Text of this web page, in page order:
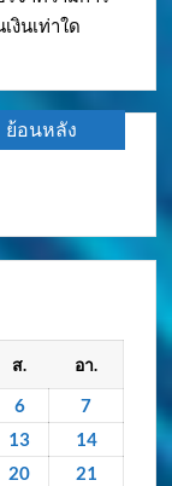
งินเท่าใด
ย้อนหลัง
ส. อา.
6
7
13
14
20
21